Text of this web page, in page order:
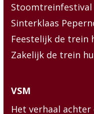
Stoomtreinfestival
Sinterklaas
Feestelijk de trein
Zakelijk de trein
VSM
Het verhaal achter